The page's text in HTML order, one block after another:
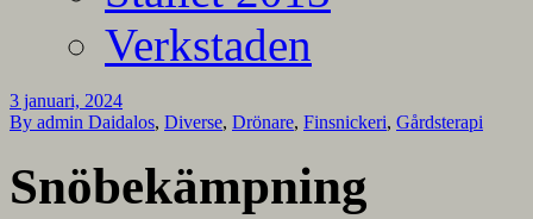
Verkstaden
3 januari, 2024
By admin Daidalos, Diverse, Drönare, Finsnickeri, Gårdsterapi
Snöbekämpning